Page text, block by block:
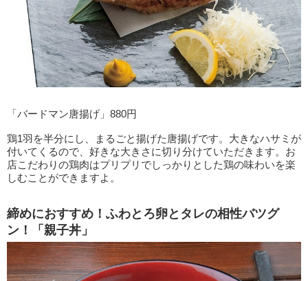
「バードマン唐揚げ」880円
鶏1羽を半分にし、まるごと揚げた唐揚げです。大きなハサミが
付いてくるので、好きな大きさに切り分けていただきます。お
店こだわりの鶏肉はプリプリでしっかりとした鶏の味わいを楽
しむことができますよ。
締めにおすすめ！ふわとろ卵とタレの相性バツグ
ン！「親子丼」